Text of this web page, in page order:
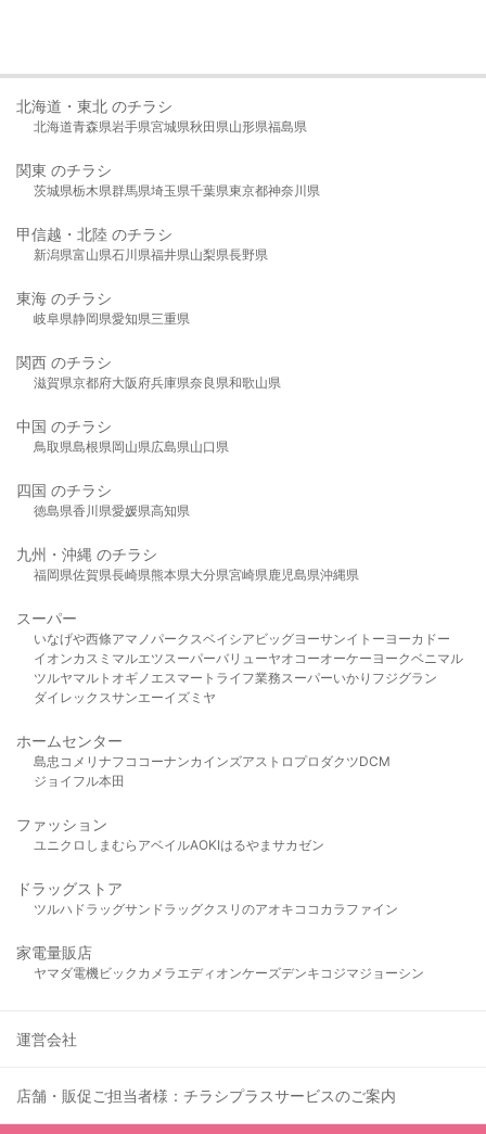
北海道・東北 のチラシ
北海道青森県岩手県宮城県秋田県山形県福島県
関東 のチラシ
茨城県栃木県群馬県埼玉県千葉県東京都神奈川県
甲信越・北陸 のチラシ
新潟県富山県石川県福井県山梨県長野県
東海 のチラシ
岐阜県静岡県愛知県三重県
関西 のチラシ
滋賀県京都府大阪府兵庫県奈良県和歌山県
中国 のチラシ
鳥取県島根県岡山県広島県山口県
四国 のチラシ
徳島県香川県愛媛県高知県
九州・沖縄 のチラシ
福岡県佐賀県長崎県熊本県大分県宮崎県鹿児島県沖縄県
スーパー
いなげや西條アマノパークスベイシア ビッグヨーサンイトーヨーカドー
イオンカスミ マルエツスーパーバリューヤオコーオーケー ヨークベニマル
ツルヤマルト オギノ エスマート ライフ業務スーパーいかり フジグラン
ダイレックスサンエーイズミヤ
ホームセンター
島忠 コメリ ナフコ コーナンカインズアストロプロダクツDCM
ジョイフル本田
ファッション
ユニクロ しまむら アベイルAOKIはるやま サカゼン
ドラッグストア
ツルハドラッグサンドラッグクスリのアオキ ココカラファイン
家電量販店
ヤマダ電機ビックカメラ エディオンケーズデンキ コジマジョーシン
運営会社
店舗・販促ご担当者様：チラシプラスサービスのご案内